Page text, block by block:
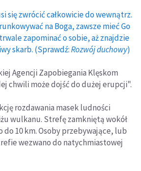
się zwrócić całkowicie do wewnątrz.
na Boga, zawsze mieć Go
zapominać o sobie, aż znajdzie
skarb. (Sprawdź:Rozwój duchowy)
Agencji Zapobiegania Klęskom
chwili może dojść do dużej erupcji".
rozdawania masek ludności
wulkanu. Strefę zamkniętą wokół
10 km. Osoby przebywające, lub
wezwano do natychmiastowej